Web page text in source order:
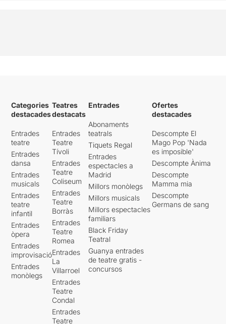
Categories
destacades
Entrades
teatre
Entrades
dansa
Entrades
musicals
Entrades
teatre
infantil
Entrades
òpera
Entrades
improvisació
Entrades
monòlegs
Teatres
destacats
Entrades
Teatre
Tívoli
Entrades
Teatre
Coliseum
Entrades
Teatre
Borràs
Entrades
Teatre
Romea
Entrades
La
Villarroel
Entrades
Teatre
Condal
Entrades
Teatre
Entrades
Abonaments
teatrals
Tiquets Regal
Entrades
espectacles a
Madrid
Millors monòlegs
Millors musicals
Millors espectacles
familiars
Black Friday
Teatral
Guanya entrades
de teatre gratis -
concursos
Ofertes
destacades
Descompte El
Mago Pop 'Nada
es imposible'
Descompte Ànima
Descompte
Mamma mia
Descompte
Germans de sang